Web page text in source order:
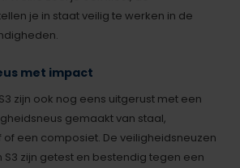
je in staat veilig te werken in de
met impact
zijn ook nog eens uitgerust met een
gemaakt van staal,
of een composiet. De veiligheidsneuzen
zijn getest en bestendig tegen een